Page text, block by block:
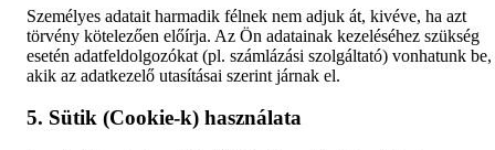
Személyes adatait harmadik félnek nem adjuk át, kivéve, ha azt
törvény kötelezően előírja. Az Ön adatainak kezeléséhez szükség
esetén adatfeldolgozókat (pl. számlázási szolgáltató) vonhatunk be,
akik az adatkezelő utasításai szerint járnak el.
5. Sütik (Cookie-k) használata